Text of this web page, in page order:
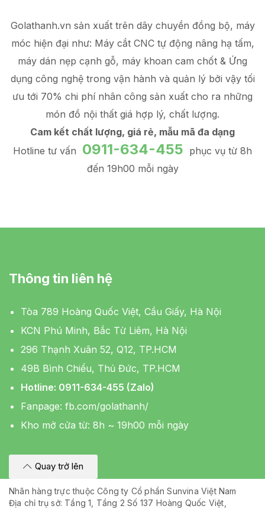
Golathanh.vn sản xuất trên dây chuyền đồng bộ, máy
móc hiện đại như: Máy cắt CNC tự động nâng hạ tấm,
máy dán nẹp cạnh gỗ, máy khoan cam chốt & Ứng
dụng công nghệ trong vận hành và quản lý bởi vậy tối
ưu tới 70% chi phí nhân công sản xuất cho ra những
món đồ nội thất giá hợp lý, chất lượng.
Cam kết chất lượng, giá rẻ, mẫu mã đa dạng
Hotline tư vấn 0911-634-455 phục vụ từ 8h
đến 19h00 mỗi ngày
Thông tin liên hệ
Tòa 789 Hoàng Quốc Việt, Cầu Giấy, Hà Nội
KCN Phú Minh, Bắc Từ Liêm, Hà Nội
296 Thạnh Xuân 52, Q12, TP.HCM
49B Bình Chiểu, Thủ Đức, TP.HCM
Hotline: 0911-634-455 (Zalo)
Fanpage: fb.com/golathanh/
Kho mở cửa từ: 8h ~ 19h00 mỗi ngày
Quay trở lên
Nhãn hàng trực thuộc Công ty Cổ phần Sunvina Việt Nam
Địa chỉ trụ sở: Tầng 1, Tầng 2 Số 137 Hoàng Quốc Việt,